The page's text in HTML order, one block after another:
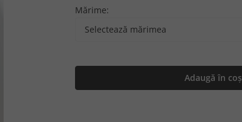
Mărime:
Selectează mărimea
Adaugă în coș